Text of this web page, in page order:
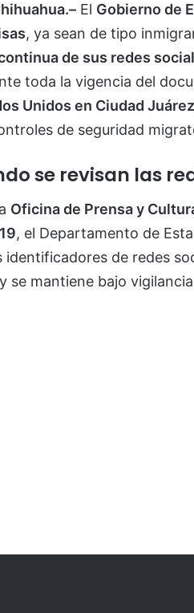
El Gobierno de
, ya sean de tipo
de sus redes
toda la vigencia del
Unidos en Ciudad Juárez
de seguridad
se revisan las
Oficina de Prensa y
, el Departamento de
identificadores de redes
se mantiene bajo